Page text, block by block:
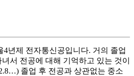
4년제 전자통신공입니다. 거의 졸업
서 전공에 대해 기억하고 있는 것이
졸업 후 전공과 상관없는 중소